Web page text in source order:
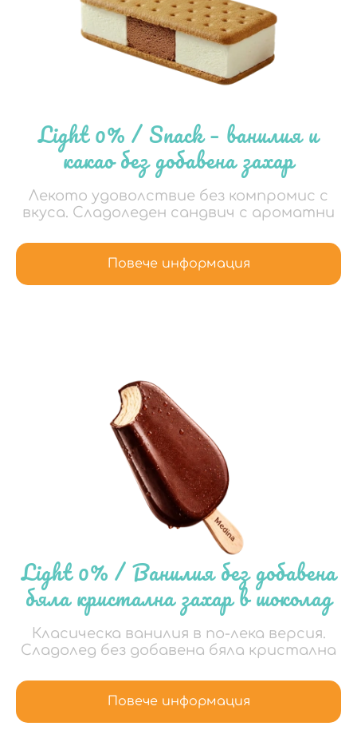
Light 0% / Snack – ванилия и
какао без добавена захар
Лекото удоволствие без компромис с
вкуса. Сладоледен сандвич с ароматни
Повече информация
Light 0% / Ванилия без добавена
бяла кристална захар в шоколад
Класическа ванилия в по-лека версия.
Сладолед без добавена бяла кристална
Повече информация